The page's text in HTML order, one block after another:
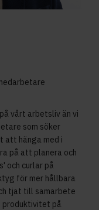
vårt arbetsliv än vi
som söker
att hänga med i
på att planera och
och curlar på
för mer hållbara
tjat till samarbete
produktivitet på